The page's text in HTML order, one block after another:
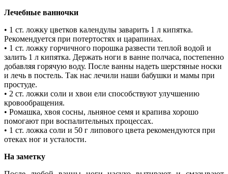
Лечебные ванночки
• 1 ст. ложку цветков календулы заварить 1 л кипятка.
Рекомендуется при потертостях и царапинах.
• 1 ст. ложку горчичного порошка развести теплой водой и
залить 1 л кипятка. Держать ноги в ванне полчаса, постепенно
добавляя горячую воду. После ванны надеть шерстяные носки
и лечь в постель. Так нас лечили наши бабушки и мамы при
простуде.
• 2 ст. ложки соли и хвои ели способствуют улучшению
кровообращения.
• Ромашка, хвоя сосны, льняное семя и крапива хорошо
помогают при воспалительных процессах.
• 1 ст. ложка соли и 50 г липового цвета рекомендуются при
отеках ног и усталости.
На заметку